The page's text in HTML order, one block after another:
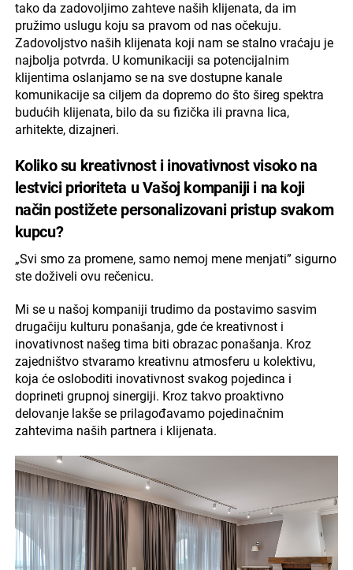
tako da zadovoljimo zahteve naših klijenata, da im
pružimo uslugu koju sa pravom od nas očekuju.
Zadovoljstvo naših klijenata koji nam se stalno vraćaju je
najbolja potvrda. U komunikaciji sa potencijalnim
klijentima oslanjamo se na sve dostupne kanale
komunikacije sa ciljem da dopremo do što šireg spektra
budućih klijenata, bilo da su fizička ili pravna lica,
arhitekte, dizajneri.
Koliko su kreativnost i inovativnost visoko na
lestvici prioriteta u Vašoj kompaniji i na koji
način postižete personalizovani pristup svakom
kupcu?
„Svi smo za promene, samo nemoj mene menjati” sigurno
ste doživeli ovu rečenicu.
Mi se u našoj kompaniji trudimo da postavimo sasvim
drugačiju kulturu ponašanja, gde će kreativnost i
inovativnost našeg tima biti obrazac ponašanja. Kroz
zajedništvo stvaramo kreativnu atmosferu u kolektivu,
koja će osloboditi inovativnost svakog pojedinca i
doprineti grupnoj sinergiji. Kroz takvo proaktivno
delovanje lakše se prilagođavamo pojedinačnim
zahtevima naših partnera i klijenata.